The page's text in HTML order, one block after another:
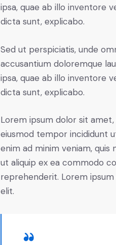
ipsa, quae ab illo inventore
dicta sunt, explicabo.
Sed ut perspiciatis, unde
accusantium doloremque
ipsa, quae ab illo inventore
dicta sunt, explicabo.
Lorem ipsum dolor sit
eiusmod tempor incididunt
enim ad minim veniam,
ut aliquip ex ea commodo
reprehenderit. Lorem
elit.